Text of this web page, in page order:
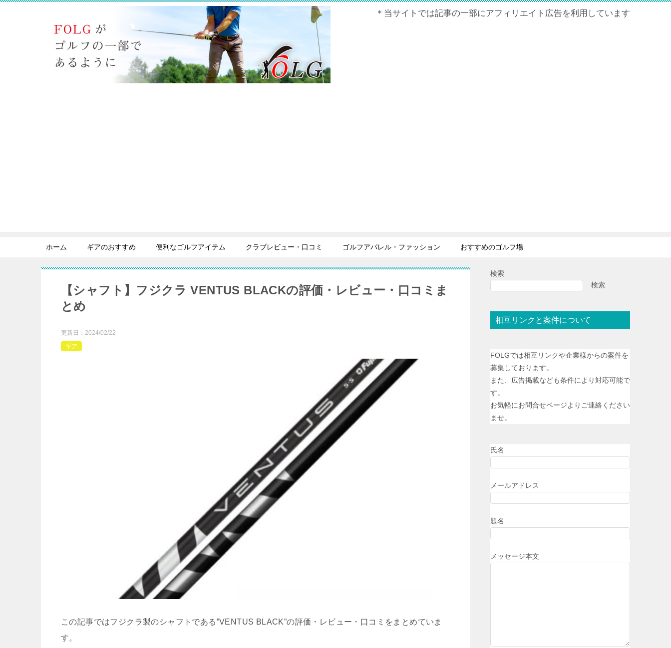
＊当サイトでは記事の一部にアフィリエイト広告を利用しています
ホーム ギアのおすすめ 便利なゴルフアイテム クラブレビュー・口コミ ゴルフアパレル・ファッション おすすめのゴルフ場
【シャフト】フジクラ VENTUS BLACKの評価・レビュー・口コミま
とめ
更新日： 2024/02/22
ギア
この記事ではフジクラ製のシャフトである”VENTUS BLACK”の評価・レビュー・口コミをまとめていま
す。
検索
検索
相互リンクと案件について
FOLGでは相互リンクや企業様からの案件を
募集しております。
また、広告掲載なども条件により対応可能で
す。
お気軽にお問合せページよりご連絡ください
ませ。
氏名
メールアドレス
題名
メッセージ本文